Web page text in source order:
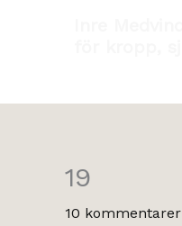
19
10 kommentarer